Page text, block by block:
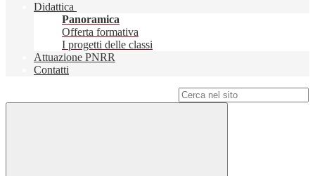
Didattica
Panoramica
Offerta formativa
I progetti delle classi
Attuazione PNRR
Contatti